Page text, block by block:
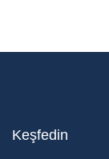
Keşfedin